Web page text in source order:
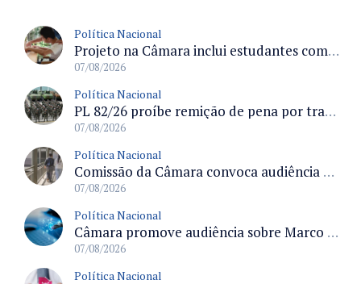
Política Nacional
Projeto na Câmara inclui estudantes com deficiência no regime escolar especial da LDB e estabelece critérios para frequência
07/08/2026
Política Nacional
PL 82/26 proíbe remição de pena por trabalho em funções militares para condenados por crimes contra o Estado Democrático de Direito
07/08/2026
Política Nacional
Comissão da Câmara convoca audiência para discutir misoginia nas escolas e universidades após divulgação de listas misóginas
07/08/2026
Política Nacional
Câmara promove audiência sobre Marco de Fomento à Economia Digital e impactos da inteligência artificial
07/08/2026
Política Nacional